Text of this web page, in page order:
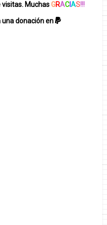
visitas. MuchasGRACAS!!!
donación en